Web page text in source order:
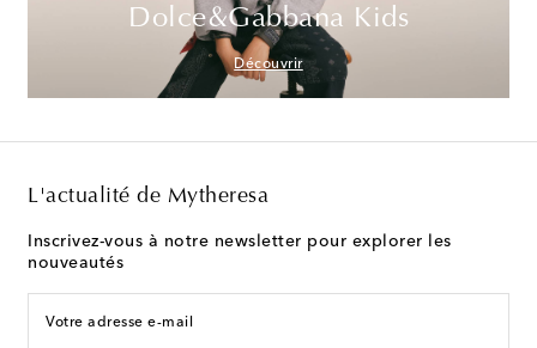
Dolce&Gabbana Kids
Découvrir
L'actualité de Mytheresa
Inscrivez-vous à notre newsletter pour explorer les
nouveautés
Votre adresse e-mail